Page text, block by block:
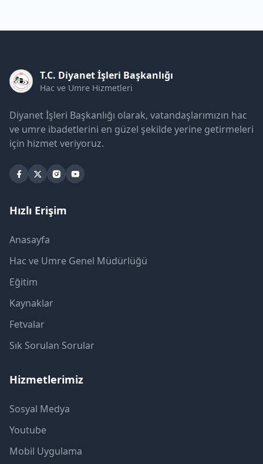
T.C. Diyanet İşleri Başkanlığı
Hac ve Umre Hizmetleri
Diyanet İşleri Başkanlığı olarak, vatandaşlarımızın hac
ve umre ibadetlerini en güzel şekilde yerine getirmeleri
için hizmet veriyoruz.
Hızlı Erişim
Anasayfa
Hac ve Umre Genel Müdürlüğü
Eğitim
Kaynaklar
Fetvalar
Sık Sorulan Sorular
Hizmetlerimiz
Sosyal Medya
Youtube
Mobil Uygulama